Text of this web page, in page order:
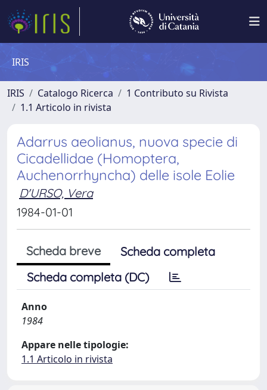
IRIS
IRIS Catalogo Ricerca
1 Contributo su Rivista
1.1 Articolo in rivista
Adarrus aeolianus, nuova specie di
Cicadellidae (Homoptera,
Auchenorrhyncha) delle isole Eolie
D'URSO, Vera
1984-01-01
Scheda breve
Scheda completa
Scheda completa (DC)
Anno
1984
Appare nelle tipologie:
1.1 Articolo in rivista